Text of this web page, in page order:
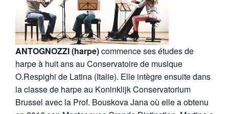
ANTOGNOZZI (harpe)commence ses études de
harpe à huit ans au Conservatoire de musique
O.Respighi de Latina (Italie). Elle intègre ensuite dans
la classe de harpe au Koninklijk Conservatorium
Brussel avec la Prof. Bouskova Jana où elle a obtenu